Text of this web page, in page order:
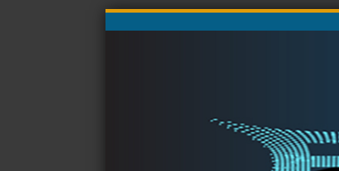
Skip